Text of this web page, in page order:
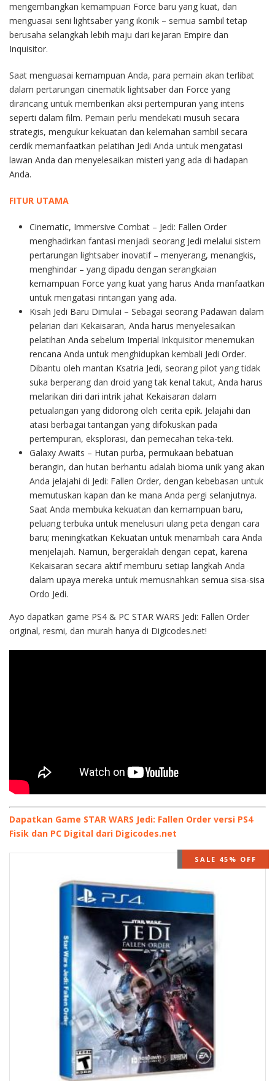
mengembangkan kemampuan Force baru yang kuat, dan
menguasai seni lightsaber yang ikonik – semua sambil tetap
berusaha selangkah lebih maju dari kejaran Empire dan
Inquisitor.
Saat menguasai kemampuan Anda, para pemain akan terlibat
dalam pertarungan cinematik lightsaber dan Force yang
dirancang untuk memberikan aksi pertempuran yang intens
seperti dalam film. Pemain perlu mendekati musuh secara
strategis, mengukur kekuatan dan kelemahan sambil secara
cerdik memanfaatkan pelatihan Jedi Anda untuk mengatasi
lawan Anda dan menyelesaikan misteri yang ada di hadapan
Anda.
FITUR UTAMA
Cinematic, Immersive Combat – Jedi: Fallen Order
menghadirkan fantasi menjadi seorang Jedi melalui sistem
pertarungan lightsaber inovatif – menyerang, menangkis,
menghindar – yang dipadu dengan serangkaian
kemampuan Force yang kuat yang harus Anda manfaatkan
untuk mengatasi rintangan yang ada.
Kisah Jedi Baru Dimulai – Sebagai seorang Padawan dalam
pelarian dari Kekaisaran, Anda harus menyelesaikan
pelatihan Anda sebelum Imperial Inkquisitor menemukan
rencana Anda untuk menghidupkan kembali Jedi Order.
Dibantu oleh mantan Ksatria Jedi, seorang pilot yang tidak
suka berperang dan droid yang tak kenal takut, Anda harus
melarikan diri dari intrik jahat Kekaisaran dalam
petualangan yang didorong oleh cerita epik. Jelajahi dan
atasi berbagai tantangan yang difokuskan pada
pertempuran, eksplorasi, dan pemecahan teka-teki.
Galaxy Awaits – Hutan purba, permukaan bebatuan
berangin, dan hutan berhantu adalah bioma unik yang akan
Anda jelajahi di Jedi: Fallen Order, dengan kebebasan untuk
memutuskan kapan dan ke mana Anda pergi selanjutnya.
Saat Anda membuka kekuatan dan kemampuan baru,
peluang terbuka untuk menelusuri ulang peta dengan cara
baru; meningkatkan Kekuatan untuk menambah cara Anda
menjelajah. Namun, bergeraklah dengan cepat, karena
Kekaisaran secara aktif memburu setiap langkah Anda
dalam upaya mereka untuk memusnahkan semua sisa-sisa
Ordo Jedi.
Ayo dapatkan game PS4 & PC STAR WARS Jedi: Fallen Order
original, resmi, dan murah hanya di Digicodes.net!
Dapatkan Game STAR WARS Jedi: Fallen Order versi PS4
Fisik dan PC Digital dari Digicodes.net
OUT OF STOCK
SALE 45% OFF